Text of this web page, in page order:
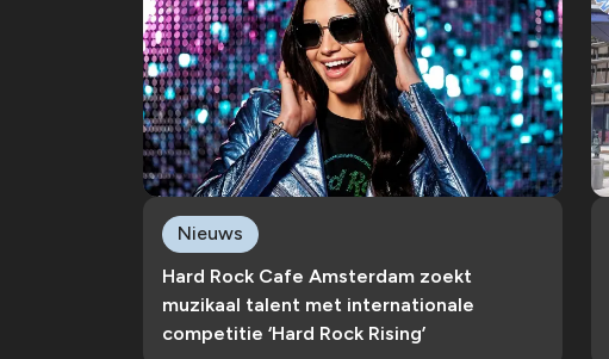
Hard Rock Cafe Amsterdam zoekt
muzikaal talent met internationale
competitie ‘Hard Rock Rising’
Nieuws